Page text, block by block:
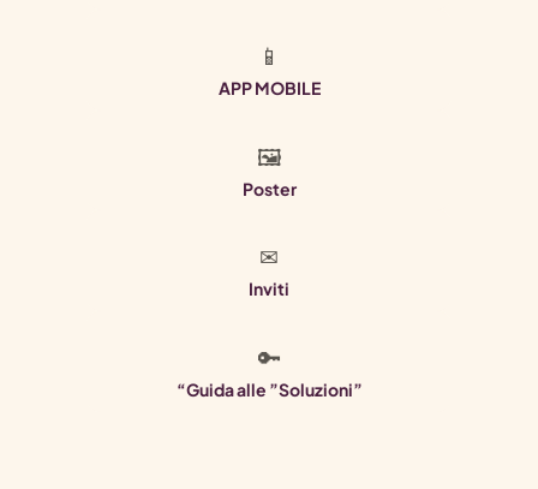
📱
APP MOBILE
🖼
Poster
✉
Inviti
🔑
“Guida alle ”Soluzioni”